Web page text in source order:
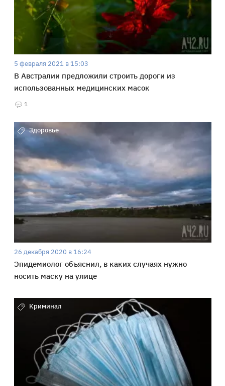
5 февраля 2021 в 15:03
В Австралии предложили строить дороги из
использованных медицинских масок
1
Здоровье
26 декабря 2020 в 16:24
Эпидемиолог объяснил, в каких случаях нужно
носить маску на улице
Криминал